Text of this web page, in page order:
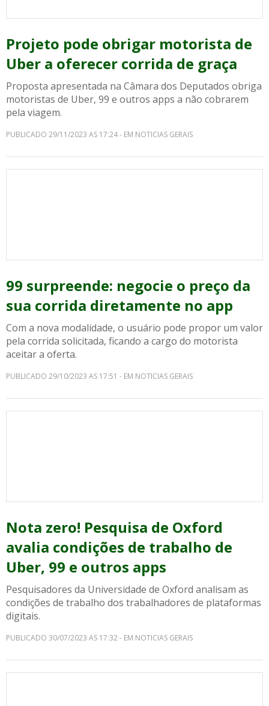
Projeto pode obrigar motorista de
Uber a oferecer corrida de graça
Proposta apresentada na Câmara dos Deputados obriga
motoristas de Uber, 99 e outros apps a não cobrarem
pela viagem.
PUBLICADO 29/11/2023 AS 17:24 - EM NOTICIAS GERAIS
99 surpreende: negocie o preço da
sua corrida diretamente no app
Com a nova modalidade, o usuário pode propor um valor
pela corrida solicitada, ficando a cargo do motorista
aceitar a oferta.
PUBLICADO 29/10/2023 AS 17:51 - EM NOTICIAS GERAIS
Nota zero! Pesquisa de Oxford
avalia condições de trabalho de
Uber, 99 e outros apps
Pesquisadores da Universidade de Oxford analisam as
condições de trabalho dos trabalhadores de plataformas
digitais.
PUBLICADO 30/07/2023 AS 17:32 - EM NOTICIAS GERAIS